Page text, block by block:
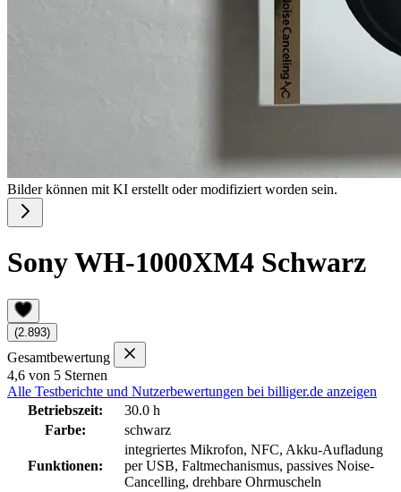
Bilder können mit KI erstellt oder modifiziert worden sein.
Sony WH-1000XM4 Schwarz
(2.893)
Gesamtbewertung
4,6 von 5 Sternen
Alle Testberichte und Nutzerbewertungen bei billiger.de anzeigen
Betriebszeit:
30.0 h
Farbe:
schwarz
Funktionen:
integriertes Mikrofon, NFC, Akku-Aufladung
per USB, Faltmechanismus, passives Noise-
Cancelling, drehbare Ohrmuscheln